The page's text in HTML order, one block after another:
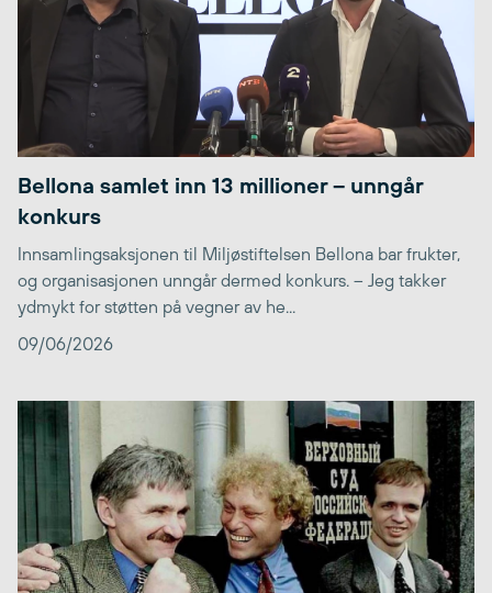
Bellona samlet inn 13 millioner – unngår
konkurs
Innsamlingsaksjonen til Miljøstiftelsen Bellona bar frukter,
og organisasjonen unngår dermed konkurs. – Jeg takker
ydmykt for støtten på vegner av he...
09/06/2026